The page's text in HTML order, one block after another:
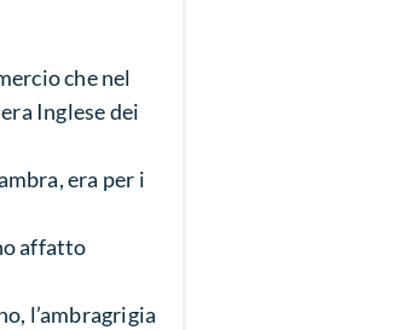
che nel
Inglese dei
era per i
affatto
l’ambragrigia